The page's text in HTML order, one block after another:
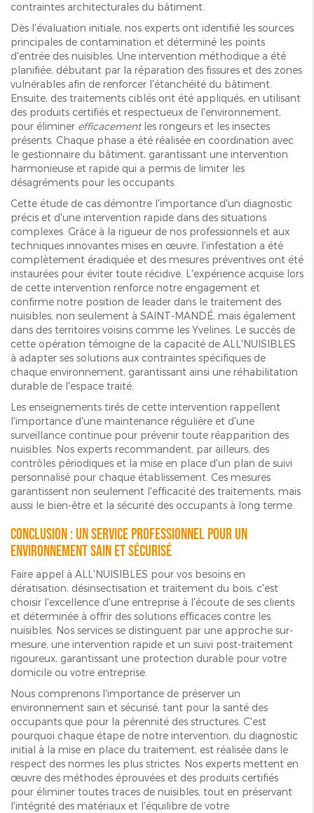
contraintes architecturales du bâtiment.
Dès l'évaluation initiale, nos experts ont identifié les sources
principales de contamination et déterminé les points
d'entrée des nuisibles. Une intervention méthodique a été
planifiée, débutant par la réparation des fissures et des zones
vulnérables afin de renforcer l'étanchéité du bâtiment.
Ensuite, des traitements ciblés ont été appliqués, en utilisant
des produits certifiés et respectueux de l'environnement,
pour éliminer efficacementles rongeurs et les insectes
présents. Chaque phase a été réalisée en coordination avec
le gestionnaire du bâtiment, garantissant une intervention
harmonieuse et rapide qui a permis de limiter les
désagréments pour les occupants.
Cette étude de cas démontre l'importance d'un diagnostic
précis et d'une intervention rapide dans des situations
complexes. Grâce à la rigueur de nos professionnels et aux
techniques innovantes mises en œuvre, l'infestation a été
complètement éradiquée et des mesures préventives ont été
instaurées pour éviter toute récidive. L'expérience acquise lors
de cette intervention renforce notre engagement et
confirme notre position de leader dans le traitement des
nuisibles, non seulement à SAINT-MANDÉ, mais également
dans des territoires voisins comme les Yvelines. Le succès de
cette opération témoigne de la capacité de ALL'NUISIBLES
à adapter ses solutions aux contraintes spécifiques de
chaque environnement, garantissant ainsi une réhabilitation
durable de l'espace traité.
Les enseignements tirés de cette intervention rappellent
l'importance d'une maintenance régulière et d'une
surveillance continue pour prévenir toute réapparition des
nuisibles. Nos experts recommandent, par ailleurs, des
contrôles périodiques et la mise en place d'un plan de suivi
personnalisé pour chaque établissement. Ces mesures
garantissent non seulement l'efficacité des traitements, mais
aussi le bien-être et la sécurité des occupants à long terme.
Conclusion : un service professionnel pour un
environnement sain et sécurisé
Faire appel à ALL'NUISIBLES pour vos besoins en
dératisation, désinsectisation et traitement du bois, c'est
choisir l'excellence d'une entreprise à l'écoute de ses clients
et déterminée à offrir des solutions efficaces contre les
nuisibles. Nos services se distinguent par une approche sur-
mesure, une intervention rapide et un suivi post-traitement
rigoureux, garantissant une protection durable pour votre
domicile ou votre entreprise.
Nous comprenons l'importance de préserver un
environnement sain et sécurisé, tant pour la santé des
occupants que pour la pérennité des structures. C'est
pourquoi chaque étape de notre intervention, du diagnostic
initial à la mise en place du traitement, est réalisée dans le
respect des normes les plus strictes. Nos experts mettent en
œuvre des méthodes éprouvées et des produits certifiés
pour éliminer toutes traces de nuisibles, tout en préservant
l'intégrité des matériaux et l'équilibre de votre